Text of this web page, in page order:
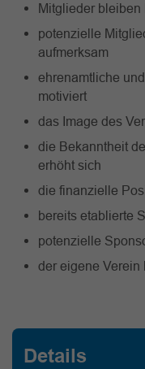
Mitglieder bleiben
potenzielle
aufmerksam
ehrenamtliche
motiviert
das Image des
die Bekanntheit
erhöht sich
die finanzielle
bereits etablierte
potenzielle
der eigene Verein
Details